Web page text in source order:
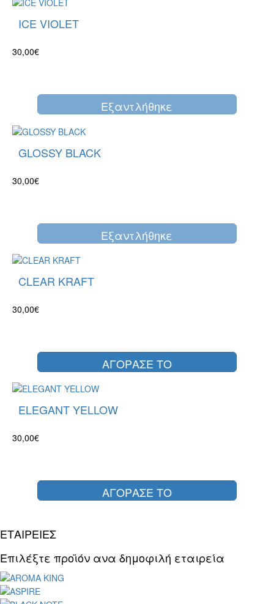
ICE VIOLET
30,00€
Eξαντλήθηκε
GLOSSY BLACK
30,00€
Eξαντλήθηκε
CLEAR KRAFT
30,00€
ΑΓΟΡΑΣΕ ΤΟ
ELEGANT YELLOW
30,00€
ΑΓΟΡΑΣΕ ΤΟ
ΕΤΑΙΡΕΙΕΣ
Επιλέξτε προϊόν ανα δημοφιλή εταιρεία